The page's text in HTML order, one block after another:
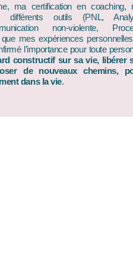
ma certification en coaching,
différents outils (PNL,
non-violente,
mes expériences
l’importance pour toute
constructif sur sa vie, libérer
de nouveaux chemins,
dans la vie.